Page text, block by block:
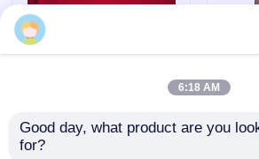
इस्पात संरचना भवन
इस्पात संरचना कार्यशाला
गैल्वेनाइज्ड प्रोफाइल स्टील
शीट धातु नालीदार छत शीट
भवन
6:18 AM
Good day, what product are you
for?